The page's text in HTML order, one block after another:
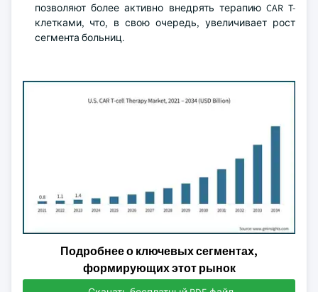
позволяют более активно внедрять терапию CAR T-
клетками, что, в свою очередь, увеличивает рост
сегмента больниц.
Подробнее о ключевых сегментах,
формирующих этот рынок